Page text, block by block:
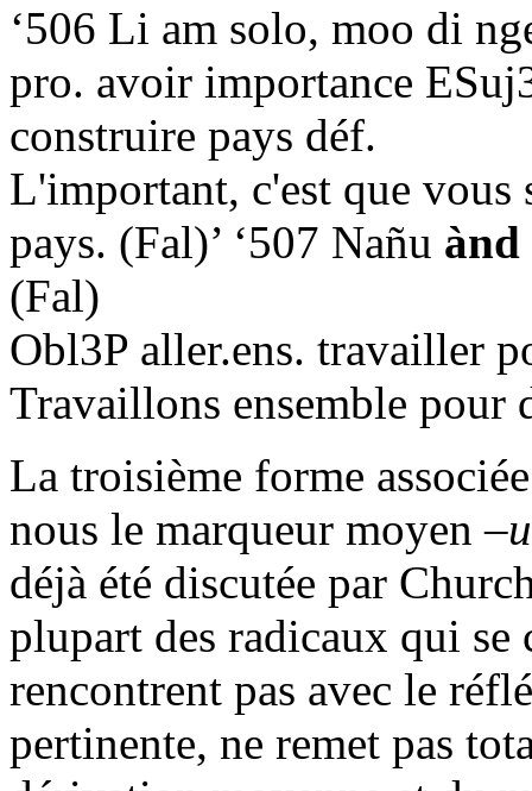
‘506 Li am solo, moo di
pro. avoir importance
construire pays déf.
L'important, c'est que
pays. (Fal)’ ‘507 Nañu ànd
(Fal)
Obl3P aller.ens. travailler
Travaillons ensemble pour
La troisième forme
nous le marqueur moyen–u
déjà été discutée par
plupart des radicaux qui se
rencontrent pas avec le
pertinente, ne remet pas